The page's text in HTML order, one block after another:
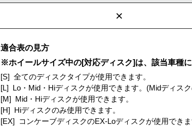
×
適合表の見方
※ホイールサイズ中の[対応ディスク]は、該当車種
[S] 全てのディスクタイプが使用できます。
[L] Lo・Mid・Hiディスクが使用できます。(Midディス
[M] Mid・Hiディスクが使用できます。
[H] Hiディスクのみ使用できます。
[EX] コンケーブディスクのEX-Loディスクが使用でき